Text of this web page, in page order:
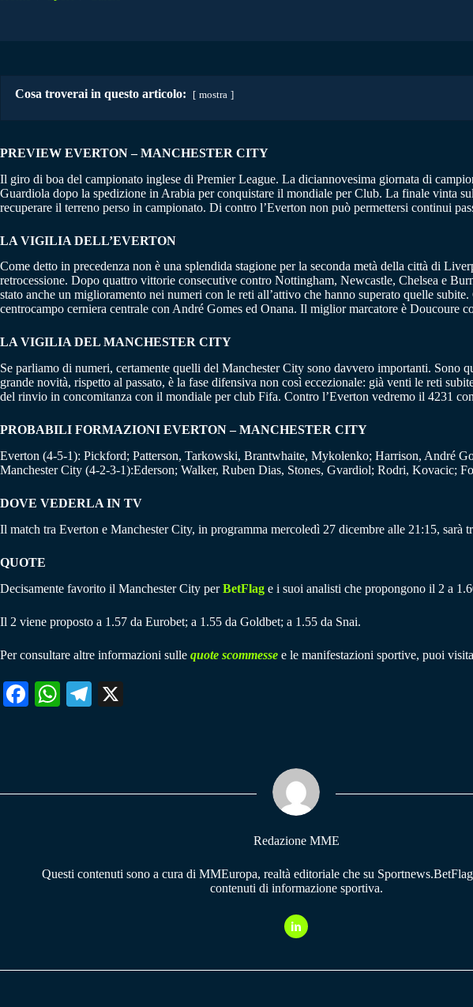
Cosa troverai in questo articolo: mostra
PREVIEW EVERTON – MANCHESTER CITY
Il giro di boa del campionato inglese di Premier League. La diciannovesima giornata di
Guardiola dopo la spedizione in Arabia per conquistare il mondiale per Club. La finale vinta
recuperare il terreno perso in campionato. Di contro l’Everton non può permettersi continui
LA VIGILIA DELL’EVERTON
Come detto in precedenza non è una splendida stagione per la seconda metà della città di
retrocessione. Dopo quattro vittorie consecutive contro Nottingham, Newcastle, Chelsea e
stato anche un miglioramento nei numeri con le reti all’attivo che hanno superato quelle
centrocampo cerniera centrale con André Gomes ed Onana. Il miglior marcatore è Doucoure
LA VIGILIA DEL MANCHESTER CITY
Se parliamo di numeri, certamente quelli del Manchester City sono davvero importanti.
grande novità, rispetto al passato, è la fase difensiva non così eccezionale: già venti le reti
del rinvio in concomitanza con il mondiale per club Fifa. Contro l’Everton vedremo il 4231
PROBABILI FORMAZIONI EVERTON – MANCHESTER CITY
Everton (4-5-1): Pickford; Patterson, Tarkowski, Brantwhaite, Mykolenko; Harrison, André
Manchester City (4-2-3-1):Ederson; Walker, Ruben Dias, Stones, Gvardiol; Rodri, Kovacic;
DOVE VEDERLA IN TV
Il match tra Everton e Manchester City, in programma mercoledì 27 dicembre alle 21:15, sarà
QUOTE
Decisamente favorito il Manchester City perBetFlag e i suoi analisti che propongono il 2 a
Il 2 viene proposto a 1.57 da Eurobet; a 1.55 da Goldbet; a 1.55 da Snai.
Per consultare altre informazioni sulle quote scommesse e le manifestazioni sportive, puoi
Fa W
pp
Te
m
Redazione MME
Questi contenuti sono a cura di MMEuropa, realtà editoriale che su
contenuti di informazione sportiva.